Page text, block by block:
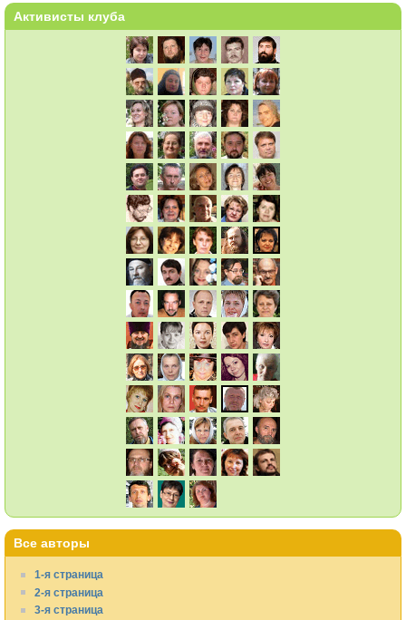
Активисты клуба
Все авторы
1-я страница
2-я страница
3-я страница